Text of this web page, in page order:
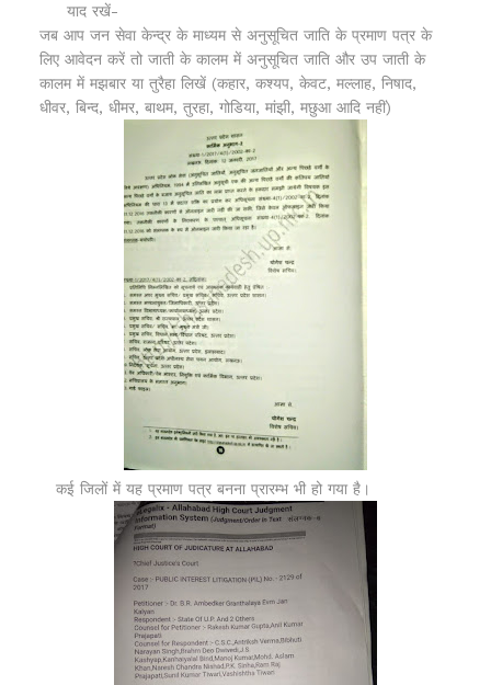
याद रखें-
जब आप जन सेवा केन्द्र के माध्यम से अनुसूचित जाति के प्रमाण पत्र के
लिए आवेदन करें तो जाती के कालम में अनुसूचित जाति और उप जाती के
कालम में मझबार या तुरैहा लिखें (कहार, कश्यप, केवट, मल्लाह, निषाद,
धीवर, बिन्द, धीमर, बाथम, तुरहा, गोडिया, मांझी, मछुआ आदि नहीं)
कई जिलों में यह प्रमाण पत्र बनना प्रारम्भ भी हो गया है।